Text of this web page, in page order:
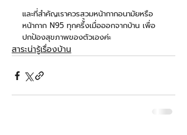
และที่สำคัญเราควรสวมหน้ากากอนามัยหรือ
หน้ากาก N95 ทุกครีั้งเมื่อออกจากบ้าน เพื่อ
ปกป้องสุขภาพของตัวเองค่ะ
สาระน่ารู้เรื่องบ้าน